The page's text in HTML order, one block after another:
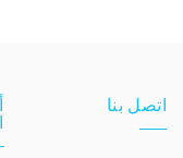
اتصل بنا